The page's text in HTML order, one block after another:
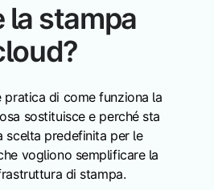
la stampa
pratica di come funziona la
sostituisce e perché sta
scelta predefinita per le
vogliono semplificare la
di stampa.